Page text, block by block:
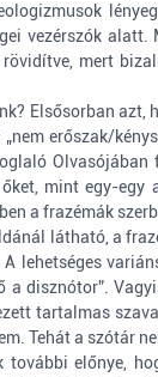
vezérszók alatt.
mert
Elsősorban
erőszak/
mint egy-egy
a frazémák
látható, a
lehetséges
a disznótor”.
tartalmas
Tehát a
további előnye,